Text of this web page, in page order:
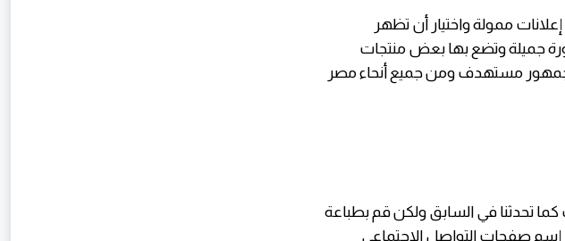
ممولة واختيار أن تظهر
جميلة وتضع بها بعض منتجات
مستهدف ومن جميع أنحاء مصر
تحدثنا في السابق ولكن قم بطباعة
صفحات التواصل الاجتماعي